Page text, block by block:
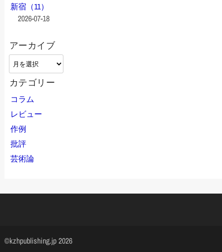
新宿（11）
2026-07-18
アーカイブ
ア
ー
カ
イ
カテゴリー
コラム
レビュー
作例
批評
芸術論
©kzhpublishing.jp 2026